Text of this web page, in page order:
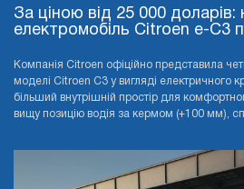
За ціною від 25 000
електромобіль Citroen e-C3
Компанія Citroen офіційно представила
моделі Citroen C3 у вигляді електричного
більший внутрішній простір для
вищу позицію водія за кермом (+100 мм),